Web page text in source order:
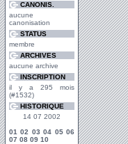
CANONIS.
aucune
canonisation
STATUS
membre
ARCHIVES
aucune archive
INSCRIPTION
il y a 295 mois
(#1532)
HISTORIQUE
14 07 2002
01 02 03 04 05 06
07 08 09 10